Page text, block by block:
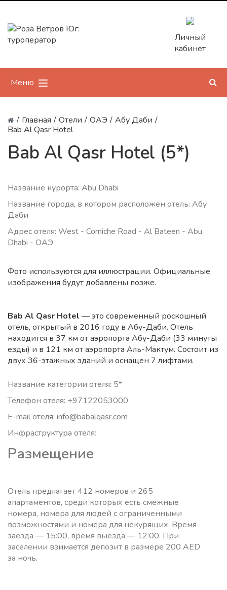
Личный
кабинет
Меню
/ Главная / Отели / ОАЭ / Абу Даби /
Bab Al Qasr Hotel
Bab Al Qasr Hotel (5*)
Название курорта: Abu Dhabi
Название города, в котором расположен отель: Абу
Даби
Адрес отеля: West - Corniche Road - Al Bateen - Abu
Dhabi - ОАЭ
Фото используются для иллюстрации. Официальные
изображения будут добавлены позже.
Bab Al Qasr Hotel — это современный роскошный
отель, открытый в 2016 году в Абу-Даби. Отель
находится в 37 км от аэропорта Абу-Даби (33 минуты
езды) и в 121 км от аэропорта Аль-Мактум. Состоит из
двух 36-этажных зданий и оснащен 7 лифтами.
Название категории отеля: 5*
Телефон отеля: +97122053000
E-mail отеля: info@babalqasr.com
Инфраструктура отеля:
Размещение
Отель предлагает 412 номеров и 265
апартаментов, среди которых есть смежные
номера, номера для людей с ограниченными
возможностями и номера для некурящих. Время
заезда — 15:00, время выезда — 12:00. При
заселении взимается депозит в размере 200 AED
за ночь.